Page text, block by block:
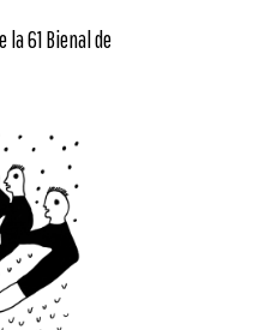
61 Bienal de